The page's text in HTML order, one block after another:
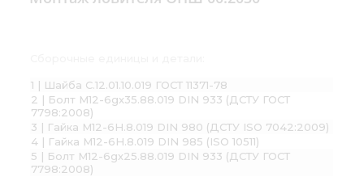
1 | Шайба С.12.01.10.019 ГОСТ 11371-78
2 | Болт М12-6gх35.88.019 DIN 933 (ДСТУ ГОСТ
7798:2008)
3 | Гайка М12-6H.8.019 DIN 980 (ДСТУ ISO 7042:2009)
4 | Гайка М12-6H.8.019 DIN 985 (ISO 10511)
5 | Болт М12-6gх25.88.019 DIN 933 (ДСТУ ГОСТ
7798:2008)